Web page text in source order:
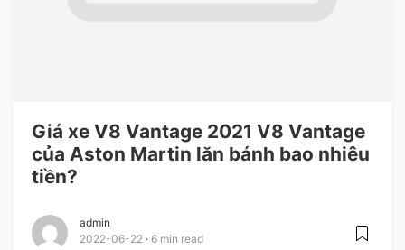
Giá xe V8 Vantage 2021 V8 Vantage
của Aston Martin lăn bánh bao nhiêu
tiền?
admin
2022-06-22
6 min read